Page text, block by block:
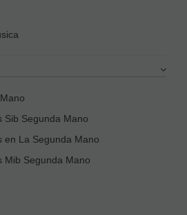
Sib Segunda Mano
en La Segunda Mano
Mib Segunda Mano